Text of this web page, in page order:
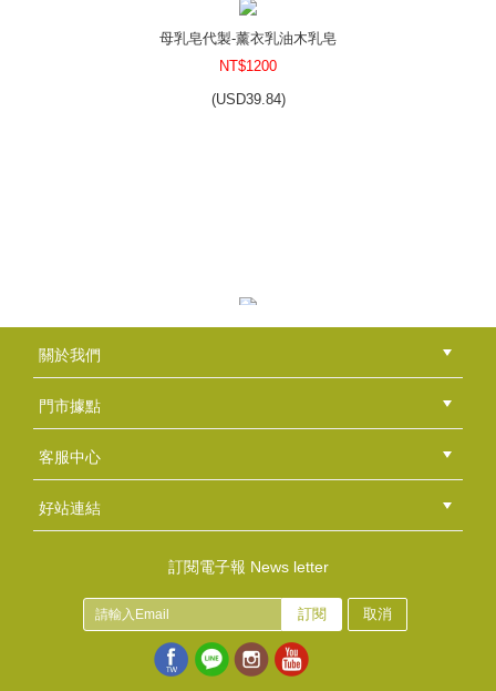
USD39.84)
母乳皂代製-陽光乳皂
母乳皂代製-薰衣乳油木乳皂
NT$1200
(USD39.84)
NT$1200
關於我們
公司簡介
品牌故事
最新消息
隱私權聲明
版權聲明
門市據點
總部
北區
中區
南區
東區
海外
客服中心
會員等級
購物流程
訂單查詢
常見問題
海外訂購流程
連絡我們
下載專區
紅利點數
好站連結
訂閱電子報 News letter
訂閱 取消